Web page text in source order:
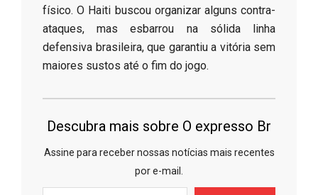
físico. O Haiti buscou organizar alguns contra-
ataques, mas esbarrou na sólida linha
defensiva brasileira, que garantiu a vitória sem
maiores sustos até o fim do jogo.
Descubra mais sobre O expresso Br
Assine para receber nossas notícias mais recentes
por e-mail.